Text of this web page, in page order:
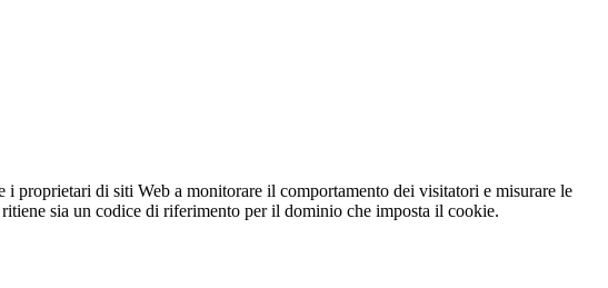
proprietari di siti Web a monitorare il comportamento dei visitatori e misurare le
sia un codice di riferimento per il dominio che imposta il cookie.